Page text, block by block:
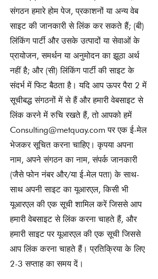
संगठन हमारे होम पेज, प्रकाशनों या अन्य वेब
साइट की जानकारी से लिंक कर सकते हैं; (बी)
लिंकिंग पार्टी और उसके उत्पादों या सेवाओं के
प्रायोजन, समर्थन या अनुमोदन का झूठा अर्थ
नहीं है; और (सी) लिंकिंग पार्टी की साइट के
संदर्भ में फिट बैठता है। यदि आप ऊपर पैरा 2 में
सूचीबद्ध संगठनों में से हैं और हमारी वेबसाइट से
लिंक करने में रुचि रखते हैं, तो आपको हमें
Consulting@metquay.com पर एक ई-मेल
भेजकर सूचित करना चाहिए। कृपया अपना
नाम, अपने संगठन का नाम, संपर्क जानकारी
(जैसे फोन नंबर और/या ई-मेल पता) के साथ-
साथ अपनी साइट का यूआरएल, किसी भी
यूआरएल की एक सूची शामिल करें जिससे आप
हमारी वेबसाइट से लिंक करना चाहते हैं, और
हमारी साइट पर यूआरएल की एक सूची जिससे
आप लिंक करना चाहते हैं। प्रतिक्रिया के लिए
2-3 सप्ताह का समय दें।